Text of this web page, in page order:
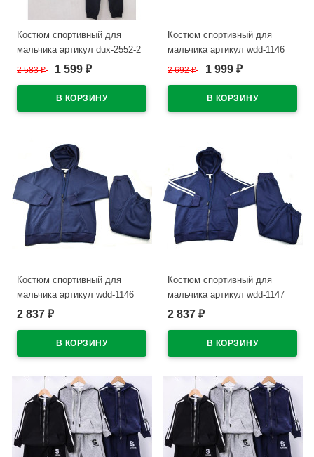
Костюм спортивный для
мальчика артикул dux-2552-2
размер 32/128-46/170 цвет
2 583₽ 1 599 ₽
Костюм спортивный для
мальчика артикул wdd-1146
размер 32/128-46/170 цвет
2 692₽ 1 999 ₽
Костюм спортивный для
мальчика артикул wdd-1146
размер 32/128-46/170 цвет
2 837 ₽
Костюм спортивный для
мальчика артикул wdd-1147
размер 32/128-46/170 цвет
2 837 ₽